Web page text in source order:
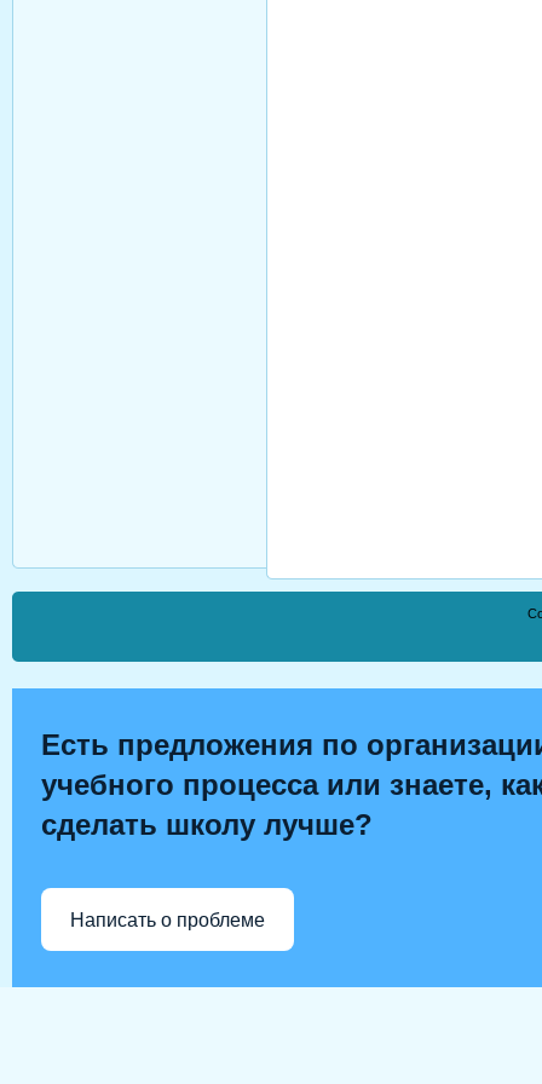
Есть предложения по
учебного процесса или знаете,
сделать школу лучше?
Написать о проблеме